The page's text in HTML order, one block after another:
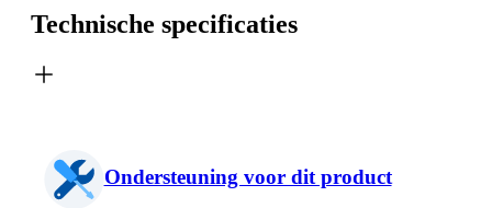
Technische specificaties
Ondersteuning voor dit product